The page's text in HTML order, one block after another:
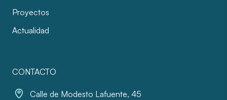
Proyectos
Actualidad
CONTACTO
Calle de Modesto Lafuente, 45